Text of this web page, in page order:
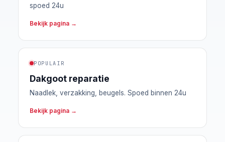
spoed 24u
Bekijk pagina →
POPULAIR
Dakgoot reparatie
Naadlek, verzakking, beugels. Spoed binnen 24u
Bekijk pagina →